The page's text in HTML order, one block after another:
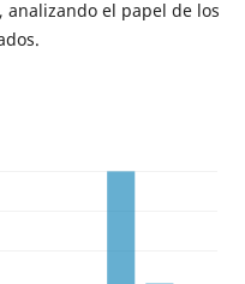
analizando el papel de los